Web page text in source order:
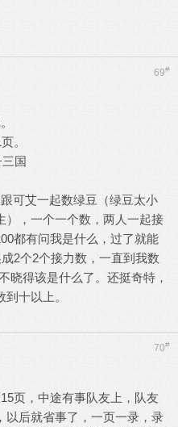
69#
。
国
可艾一起数绿豆（绿豆太小
），一个一个数，两人一起接
都有问我是什么，过了就能
2个2个接力数，一直到我数
晓得该是什么了。还挺奇特，
十以上。
70#
页，中途有事队友上，队友
以后就省事了，一页一录，录